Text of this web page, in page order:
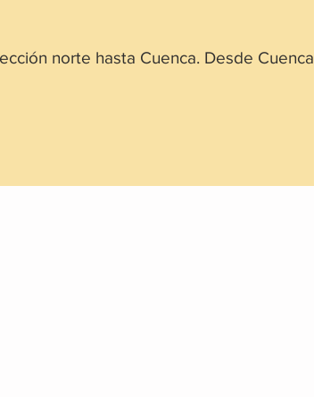
norte hasta Cuenca. Desde Cuenca